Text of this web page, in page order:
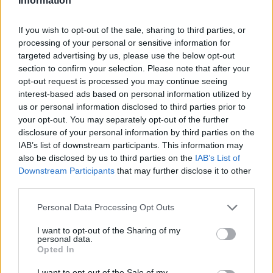
If you wish to opt-out of the sale, sharing to third parties, or
processing of your personal or sensitive information for
targeted advertising by us, please use the below opt-out
section to confirm your selection. Please note that after your
opt-out request is processed you may continue seeing
interest-based ads based on personal information utilized by
us or personal information disclosed to third parties prior to
your opt-out. You may separately opt-out of the further
disclosure of your personal information by third parties on the
IAB’s list of downstream participants. This information may
also be disclosed by us to third parties on the IAB’s List of
Downstream Participants that may further disclose it to other
Personal Data Processing Opt Outs
I want to opt-out of the Sharing of my
personal data.
Opted In
διασφαλίζει την ανάπτυξη, την ασφάλεια και
καλύτερους μισθούς
09/08/2026 - 11:43 ΠΟΛΙΤΙΚΗ
Υπ. Μεταφορών: Οριστική λύση στο ζήτημα των
πινακίδων κυκλοφορίας - Τέλος στις χρονοβόρες
διαδικασίες
09/08/2026 - 11:18 ΕΛΛΑΔΑ
ΟΛΕΣ ΟΙ ΕΙΔΗΣΕΙΣ
ΔΗΜΟΦΙΛΗ